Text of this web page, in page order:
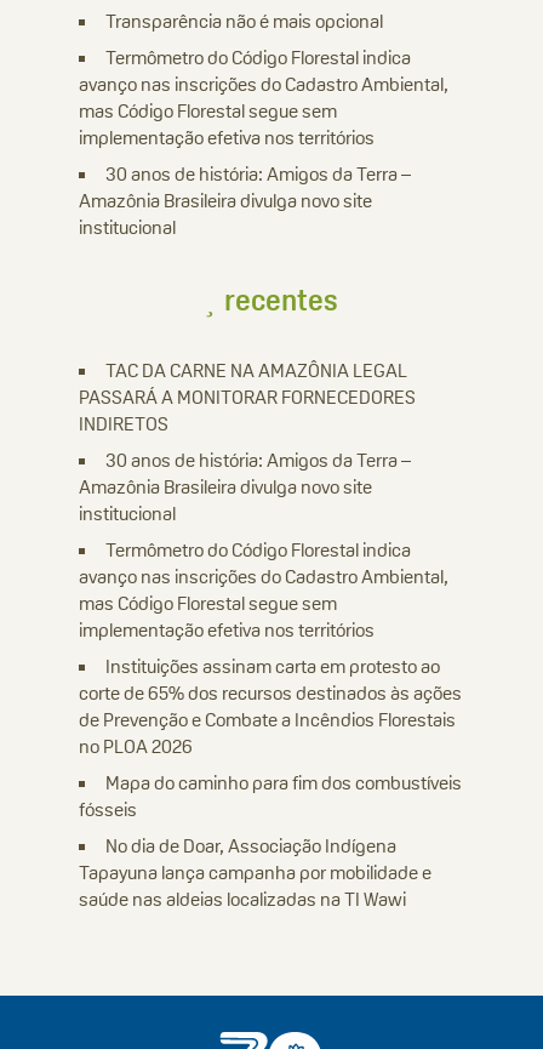
Transparência não é mais opcional
Termômetro do Código Florestal indica
avanço nas inscrições do Cadastro Ambiental,
mas Código Florestal segue sem
implementação efetiva nos territórios
30 anos de história: Amigos da Terra –
Amazônia Brasileira divulga novo site
institucional
recentes
TAC DA CARNE NA AMAZÔNIA LEGAL
PASSARÁ A MONITORAR FORNECEDORES
INDIRETOS
30 anos de história: Amigos da Terra –
Amazônia Brasileira divulga novo site
institucional
Termômetro do Código Florestal indica
avanço nas inscrições do Cadastro Ambiental,
mas Código Florestal segue sem
implementação efetiva nos territórios
Instituições assinam carta em protesto ao
corte de 65% dos recursos destinados às ações
de Prevenção e Combate a Incêndios Florestais
no PLOA 2026
Mapa do caminho para fim dos combustíveis
fósseis
No dia de Doar, Associação Indígena
Tapayuna lança campanha por mobilidade e
saúde nas aldeias localizadas na TI Wawi